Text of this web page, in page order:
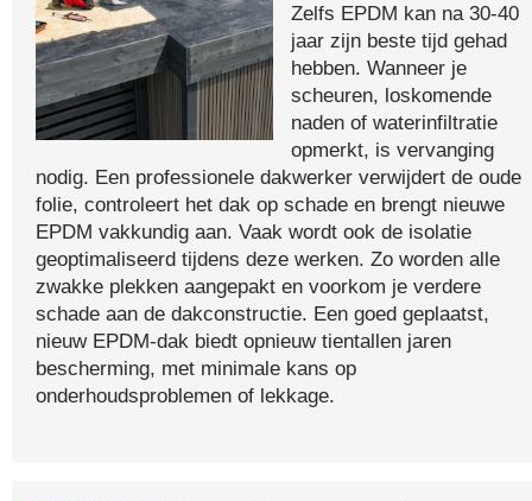
Zelfs EPDM kan na 30-40
jaar zijn beste tijd gehad
hebben. Wanneer je
scheuren, loskomende
naden of waterinfiltratie
opmerkt, is vervanging
nodig. Een professionele dakwerker verwijdert de oude
folie, controleert het dak op schade en brengt nieuwe
EPDM vakkundig aan. Vaak wordt ook de isolatie
geoptimaliseerd tijdens deze werken. Zo worden alle
zwakke plekken aangepakt en voorkom je verdere
schade aan de dakconstructie. Een goed geplaatst,
nieuw EPDM-dak biedt opnieuw tientallen jaren
bescherming, met minimale kans op
onderhoudsproblemen of lekkage.